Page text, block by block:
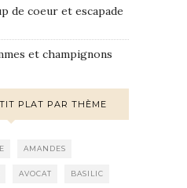
de coeur et escapade
et champignons
PLAT PAR THÈME
AMANDES
AVOCAT BASILIC